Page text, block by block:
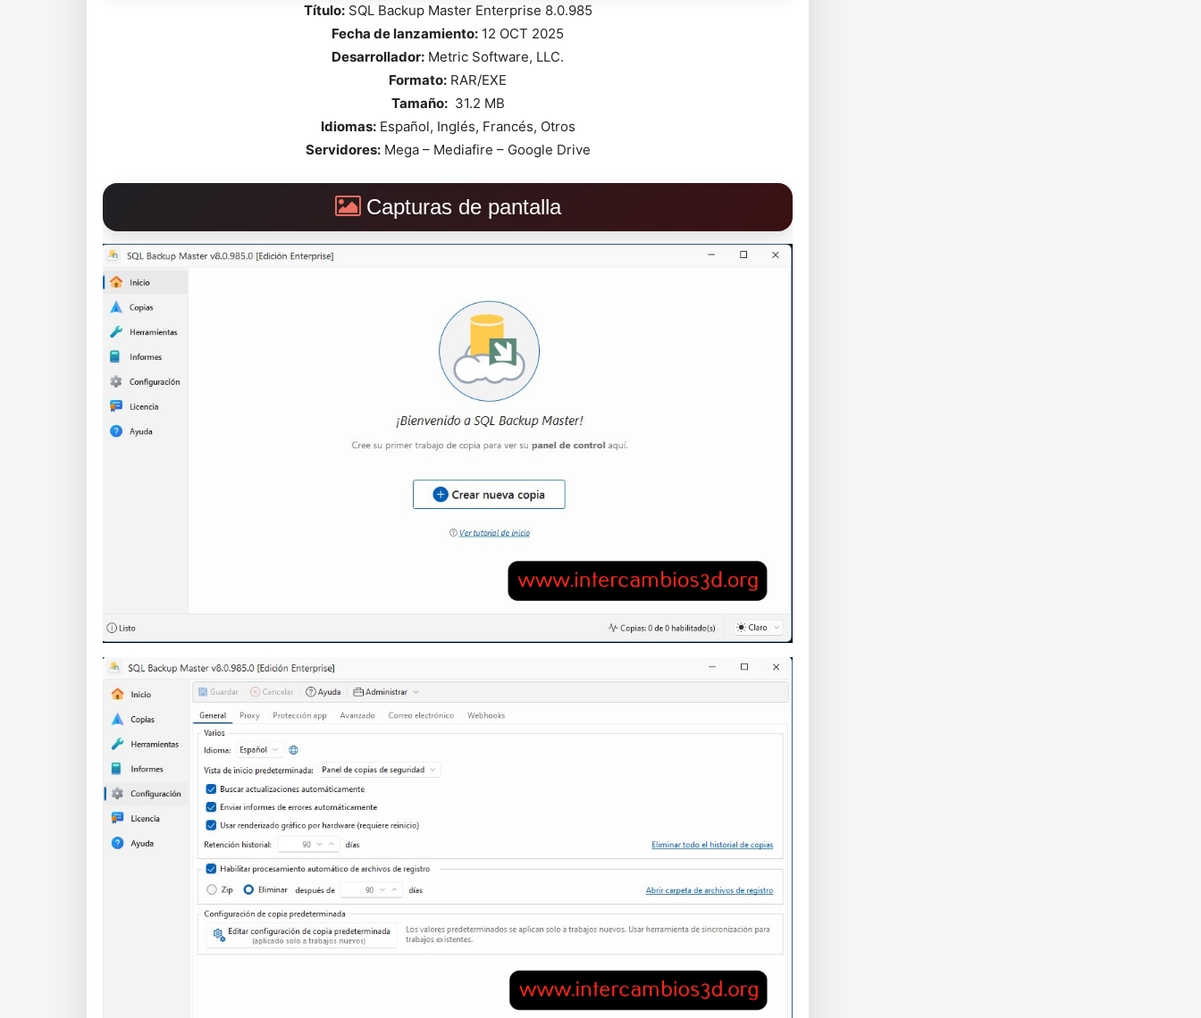
Título:SQL Backup Master Enterprise 8.0.985
Fecha de lanzamiento: 12 OCT 2025
Desarrollador: Metric Software, LLC.
Formato: RAR/EXE
Tamaño:31.2 MB
Idiomas:Español, Inglés, Francés, Otros
Servidores:Mega – Mediafire – Google Drive
Capturas de pantalla